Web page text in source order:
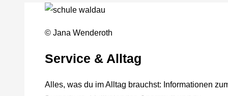
© Jana Wenderoth
Service & Alltag
Alles, was du im Alltag brauchst: Informationen